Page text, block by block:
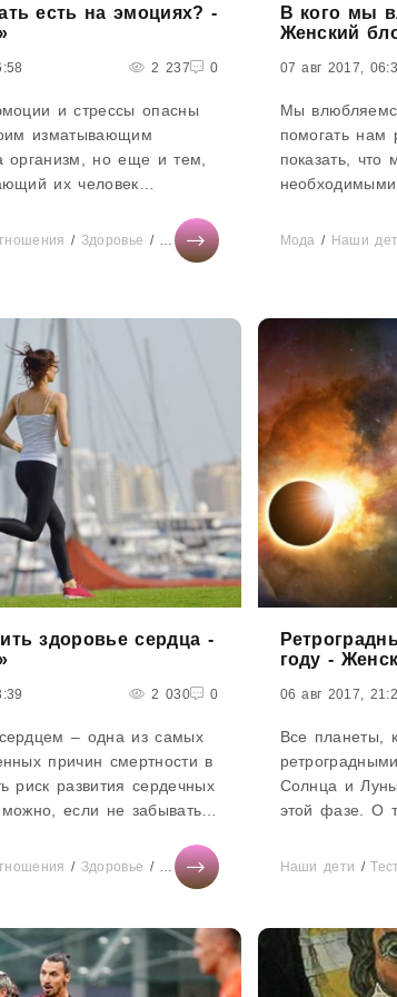
есть на эмоциях? -
2 237 0
и стрессы опасны
изматывающим
организм, но еще и тем,
их человек
и негативных
/ Здоровье / Тесты онлайн Бизнес / СТАТЬИ
В кого мы
Женский
07 авг 2017,
Мы
помогать нам
показать, что
порой вопреки
Мода / Наши
здоровье сердца -
2 030 0
– одна из самых
причин смертности в
риск развития сердечных
если не забывать
8 полезных...
/ Здоровье / Тесты онлайн Мода/ Свадьба/
году -
06 авг 2017,
Все планеты,
Солнца и
этой фазе. О
Наталья
высших
затронет. Под
Наши дети /